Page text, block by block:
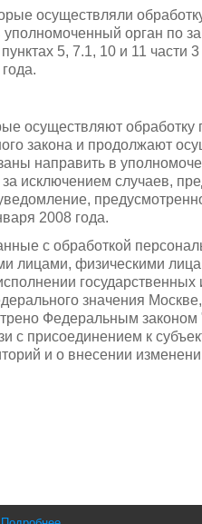
осуществляли
уполномоченный орган по
5, 7.1, 10 и 11 части
осуществляют
закона и продолжают
направить в
исключением случаев,
2008 года.
с обработкой
лицами, физическими
значения
Федеральным
с присоединением к
и о внесении